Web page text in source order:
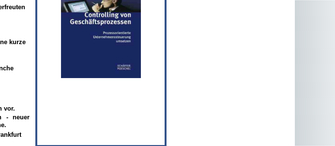
kurze
vor.
- neuer